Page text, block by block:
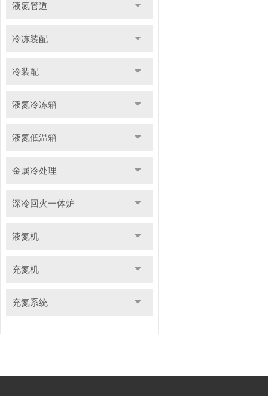
液氮管道
冷冻装配
冷装配
液氮冷冻箱
液氮低温箱
金属冷处理
深冷回火一体炉
液氮机
充氮机
充氮系统